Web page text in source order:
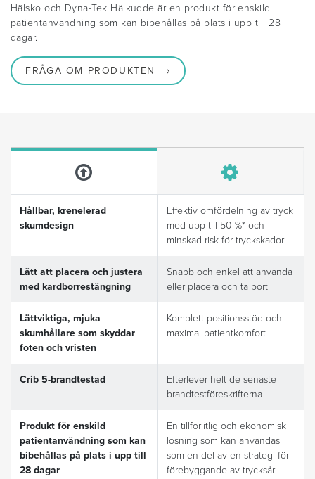
Hälsko och Dyna-Tek Hälkudde är en produkt för enskild
patientanvändning som kan bibehållas på plats i upp till 28
dagar.
FRÅGA OM PRODUKTEN
Hållbar, krenelerad
skumdesign
Effektiv omfördelning av tryck
med upp till 50 %* och
minskad risk för tryckskador
Lätt att placera och justera
med kardborrestängning
Snabb och enkel att använda
eller placera och ta bort
Lättviktiga, mjuka
skumhållare som skyddar
foten och vristen
Komplett positionsstöd och
maximal patientkomfort
Crib 5-brandtestad
Efterlever helt de senaste
brandtestföreskrifterna
Produkt för enskild
patientanvändning som kan
bibehållas på plats i upp till
28 dagar
En tillförlitlig och ekonomisk
lösning som kan användas
som en del av en strategi för
förebyggande av trycksår